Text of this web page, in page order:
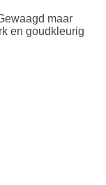
maar
en goudkleurig